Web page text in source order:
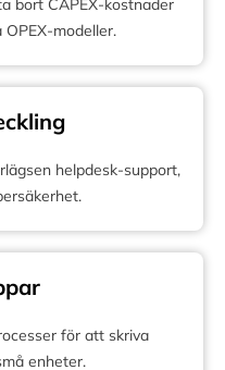
modeller.
helpdesk-support,
för att skriva
enheter.